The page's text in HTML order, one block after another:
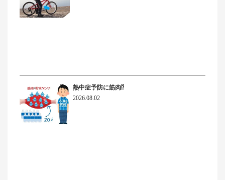
熱中症予防に筋肉⁉
2026.08.02